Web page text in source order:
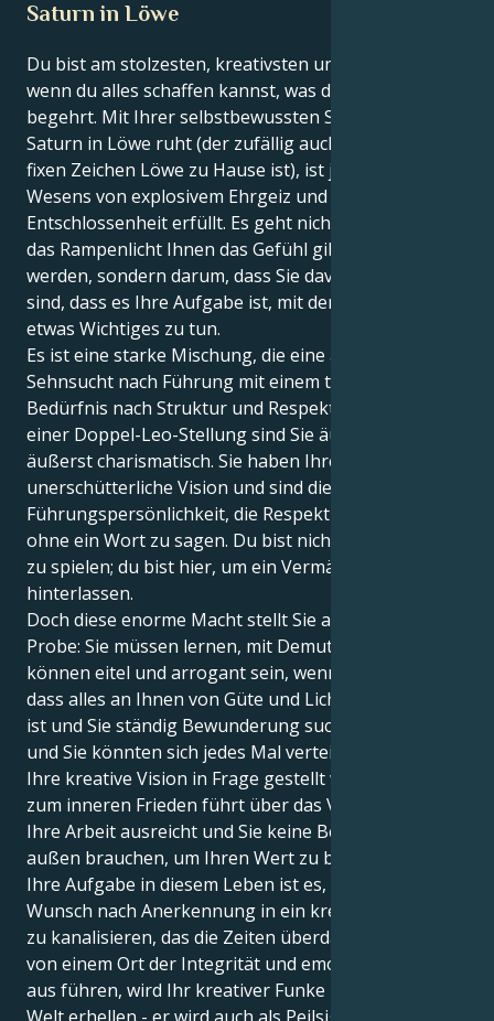
Saturn in Löwe
Du bist am stolzesten, kreativsten und glücklichsten,
wenn du alles schaffen kannst, was dein Herz
begehrt. Mit Ihrer selbstbewussten Sonne, die auf
Saturn in Löwe ruht (der zufällig auch im stolzen,
fixen Zeichen Löwe zu Hause ist), ist jeder Teil Ihres
Wesens von explosivem Ehrgeiz und unendlicher
Entschlossenheit erfüllt. Es geht nicht darum, dass
das Rampenlicht Ihnen das Gefühl gibt, geliebt zu
werden, sondern darum, dass Sie davon überzeugt
sind, dass es Ihre Aufgabe ist, mit dem Rampenlicht
etwas Wichtiges zu tun.
Es ist eine starke Mischung, die eine angeborene
Sehnsucht nach Führung mit einem tief verwurzelten
Bedürfnis nach Struktur und Respekt verbindet. Mit
einer Doppel-Leo-Stellung sind Sie äußerst loyal und
äußerst charismatisch. Sie haben Ihre eigene,
unerschütterliche Vision und sind die geborene
Führungspersönlichkeit, die Respekt einfordert,
ohne ein Wort zu sagen. Du bist nicht nur hier, um
zu spielen; du bist hier, um ein Vermächtnis zu
hinterlassen.
Doch diese enorme Macht stellt Sie auf eine harte
Probe: Sie müssen lernen, mit Demut zu führen. Sie
können eitel und arrogant sein, wenn Sie glauben,
dass alles an Ihnen von Güte und Licht durchdrungen
ist und Sie ständig Bewunderung suchen müssen,
und Sie könnten sich jedes Mal verteidigen, wenn
Ihre kreative Vision in Frage gestellt wird. Der Weg
zum inneren Frieden führt über das Vertrauen, dass
Ihre Arbeit ausreicht und Sie keine Bestätigung von
außen brauchen, um Ihren Wert zu beweisen.
Ihre Aufgabe in diesem Leben ist es, Ihren intensiven
Wunsch nach Anerkennung in ein kreatives Projekt
zu kanalisieren, das die Zeiten überdauert. Wenn Sie
von einem Ort der Integrität und emotionalen Reife
aus führen, wird Ihr kreativer Funke nicht nur die